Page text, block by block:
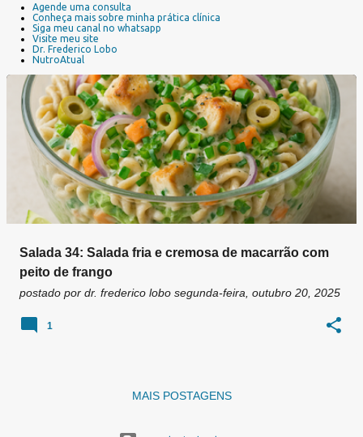
g
Agende uma consulta
Conheça mais sobre minha prática clínica
Siga meu canal no whatsapp
Visite meu site
Dr. Frederico Lobo
NutroAtual
Salada 34: Salada fria e cremosa de macarrão com
peito de frango
postado por dr. frederico lobo segunda-feira, outubro 20, 2025
1
MAIS POSTAGENS